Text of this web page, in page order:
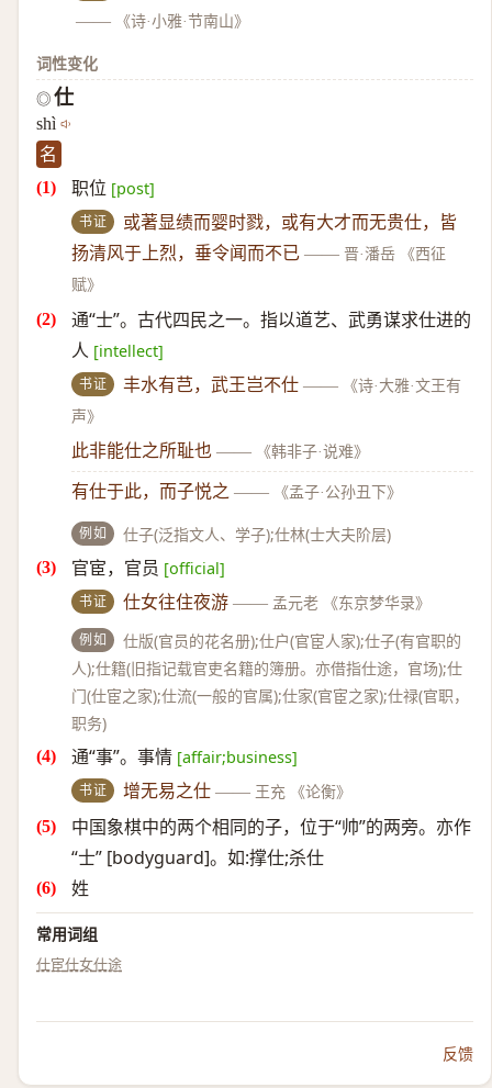
——
《诗·小雅·节南山》
词性变化
◎ 仕
shì
名
职位 [post]
书证
或著显绩而婴时戮，或有大才而无贵仕，皆
扬清风于上烈，垂令闻而不已 —— 晋·潘岳 《西征
赋》
通“士”。古代四民之一。指以道艺、武勇谋求仕进的
人 [intellect]
书证 丰水有芑，武王岂不仕 ——
《诗·大雅·文王有
声》
此非能仕之所耻也 —— 《韩非子·说难》
有仕于此，而子悦之 —— 《孟子·公孙丑下》
例如 仕子(泛指文人、学子);仕林(士大夫阶层)
官宦，官员 [official]
书证 仕女往住夜游 —— 孟元老 《东京梦华录》
例如
仕版(官员的花名册);仕户(官宦人家);仕子(有官职的
人);仕籍(旧指记载官吏名籍的簿册。亦借指仕途，官场);仕
门(仕宦之家);仕流(一般的官属);仕家(官宦之家);仕禄(官职，
职务)
通“事”。事情 [affair;business]
书证 增无易之仕 —— 王充 《论衡》
中国象棋中的两个相同的子，位于“帅”的两旁。亦作
“士” [bodyguard]。如:撑仕;杀仕
姓
常用词组
仕宦仕女仕途
反馈